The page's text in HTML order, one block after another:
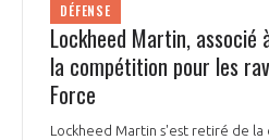
DÉFENSE
Lockheed Martin, associé
la compétition pour les
Force
Lockheed Martin s'est retiré de